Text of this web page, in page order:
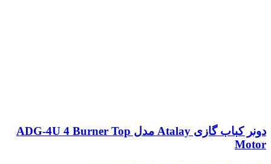
دونر کباب گازی Atalay مدل ADG-4U 4 Burner Top
Motor